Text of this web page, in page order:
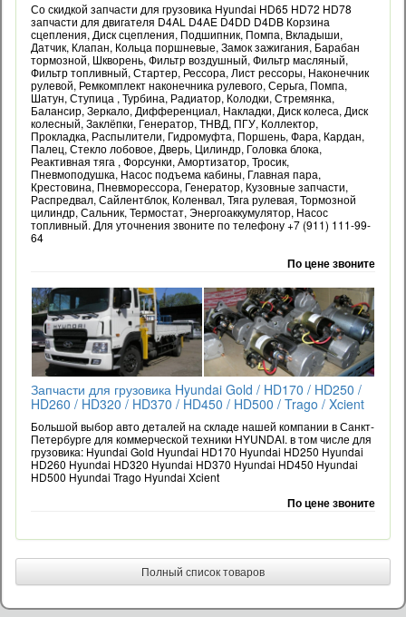
Со скидкой запчасти для грузовика Hyundai HD65 HD72 HD78
запчасти для двигателя D4AL D4AE D4DD D4DB Корзина
сцепления, Диск сцепления, Подшипник, Помпа, Вкладыши,
Датчик, Клапан, Кольца поршневые, Замок зажигания, Барабан
тормозной, Шкворень, Фильтр воздушный, Фильтр масляный,
Фильтр топливный, Стартер, Рессора, Лист рессоры, Наконечник
рулевой, Ремкомплект наконечника рулевого, Серьга, Помпа,
Шатун, Ступица , Турбина, Радиатор, Колодки, Стремянка,
Балансир, Зеркало, Дифференциал, Накладки, Диск колеса, Диск
колесный, Заклёпки, Генератор, ТНВД, ПГУ, Коллектор,
Прокладка, Распылители, Гидромуфта, Поршень, Фара, Кардан,
Палец, Стекло лобовое, Дверь, Цилиндр, Головка блока,
Реактивная тяга , Форсунки, Амортизатор, Тросик,
Пневмоподушка, Насос подъема кабины, Главная пара,
Крестовина, Пневморессора, Генератор, Кузовные запчасти,
Распредвал, Сайлентблок, Коленвал, Тяга рулевая, Тормозной
цилиндр, Сальник, Термостат, Энергоаккумулятор, Насос
топливный. Для уточнения звоните по телефону +7 (911) 111-99-
64
По цене звоните
Запчасти для грузовика Hyundai Gold / HD170 / HD250 /
HD260 / HD320 / HD370 / HD450 / HD500 / Trago / Xcient
Большой выбор авто деталей на складе нашей компании в Санкт-
Петербурге для коммерческой техники HYUNDAI. в том числе для
грузовика: Hyundai Gold Hyundai HD170 Hyundai HD250 Hyundai
HD260 Hyundai HD320 Hyundai HD370 Hyundai HD450 Hyundai
HD500 Hyundai Trago Hyundai Xcient
По цене звоните
Полный список товаров